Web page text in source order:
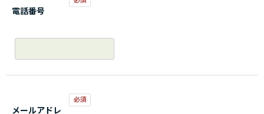
電話番号
メールアドレ